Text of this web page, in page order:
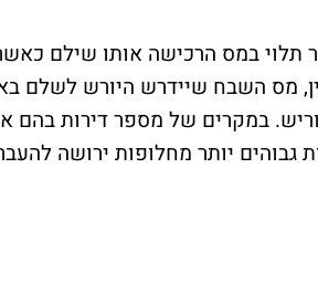
תלוי במס הרכישה אותו שילם
מס השבח שיידרש היורש לשלם
במקרים של מספר דירות בהם
גבוהים יותר מחלופות ירושה